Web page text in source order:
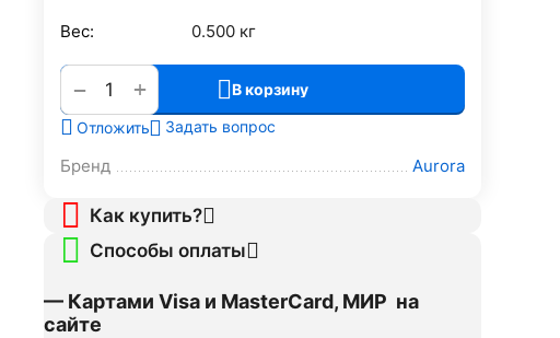
Вес: 0.500 кг
+
− В корзину
Отложить Задать вопрос
Бренд Aurora
Как купить?
Способы оплаты
— Картами Visa и MasterCard, МИР на
сайте